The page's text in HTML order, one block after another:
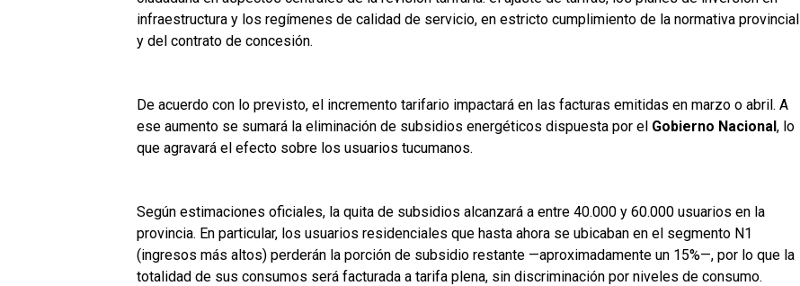
infraestructura y los regímenes de calidad de servicio, en estricto cumplimiento de la normativa provincial
y del contrato de concesión.
De acuerdo con lo previsto, el incremento tarifario impactará en las facturas emitidas en marzo o abril. A
ese aumento se sumará la eliminación de subsidios energéticos dispuesta por el Gobierno Nacional, lo
que agravará el efecto sobre los usuarios tucumanos.
Según estimaciones oficiales, la quita de subsidios alcanzará a entre 40.000 y 60.000 usuarios en la
provincia. En particular, los usuarios residenciales que hasta ahora se ubicaban en el segmento N1
(ingresos más altos) perderán la porción de subsidio restante —aproximadamente un 15%—, por lo que la
totalidad de sus consumos será facturada a tarifa plena, sin discriminación por niveles de consumo.